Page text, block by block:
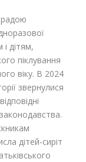
дітям,
піклування
віку. В 2024
звернулися
дітей-сиріт